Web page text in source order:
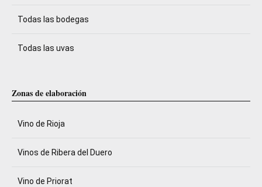
Todas las bodegas
Todas las uvas
Zonas de elaboración
Vino de Rioja
Vinos de Ribera del Duero
Vino de Priorat